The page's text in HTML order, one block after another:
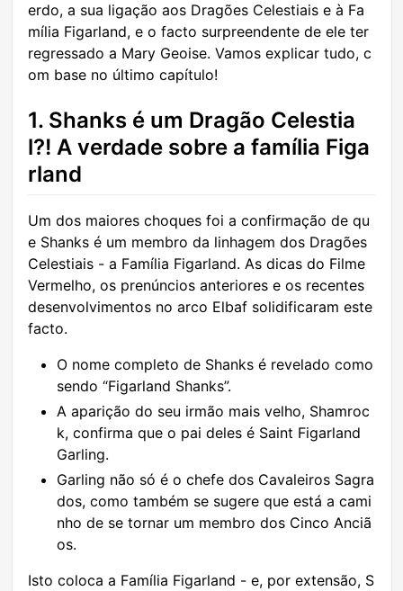
erdo, a sua ligação aos Dragões Celestiais e à Fa
mília Figarland, e o facto surpreendente de ele ter
regressado a Mary Geoise. Vamos explicar tudo, c
om base no último capítulo!
1. Shanks é um Dragão Celestia
l?! A verdade sobre a família Figa
rland
Um dos maiores choques foi a confirmação de qu
e Shanks é um membro da linhagem dos Dragões
Celestiais - a Família Figarland. As dicas do Filme
Vermelho, os prenúncios anteriores e os recentes
desenvolvimentos no arco Elbaf solidificaram este
facto.
O nome completo de Shanks é revelado como
sendo “Figarland Shanks”.
A aparição do seu irmão mais velho, Shamroc
k, confirma que o pai deles é Saint Figarland
Garling.
Garling não só é o chefe dos Cavaleiros Sagra
dos, como também se sugere que está a cami
nho de se tornar um membro dos Cinco Anciã
os.
Isto coloca a Família Figarland - e, por extensão, S